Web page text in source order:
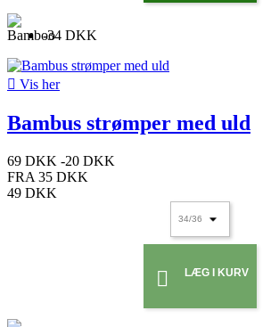
-34 DKK
 Vis her
Bambus strømper med uld
69 DKK -20 DKK
FRA 35 DKK
49 DKK
 LÆG I KURV